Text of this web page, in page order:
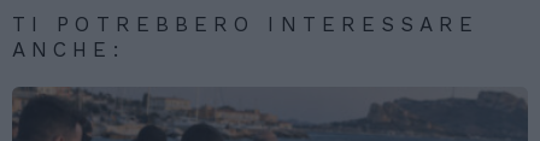
TI POTREBBERO INTERESSARE
ANCHE: